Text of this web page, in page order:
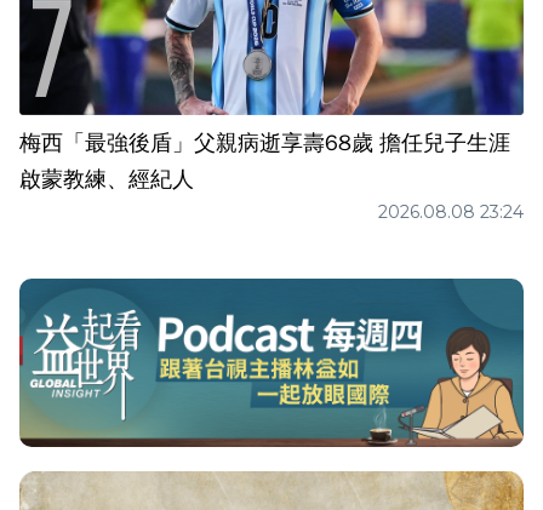
梅西「最強後盾」父親病逝享壽68歲 擔任兒子生涯
啟蒙教練、經紀人
2026.08.08 23:24